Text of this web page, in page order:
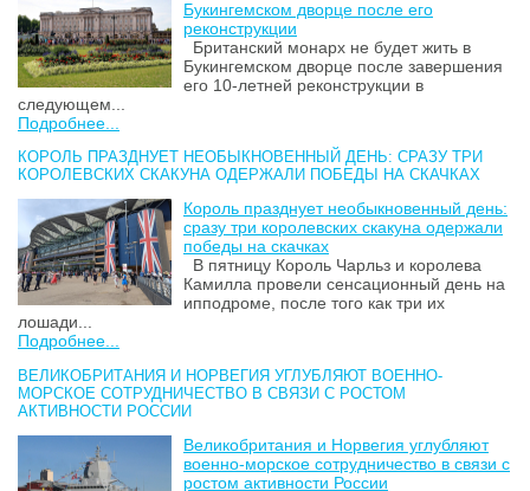
Букингемском дворце после его
реконструкции
Британский монарх не будет жить в
Букингемском дворце после завершения
его 10-летней реконструкции в
следующем...
Подробнее...
КОРОЛЬ ПРАЗДНУЕТ НЕОБЫКНОВЕННЫЙ ДЕНЬ: СРАЗУ ТРИ
КОРОЛЕВСКИХ СКАКУНА ОДЕРЖАЛИ ПОБЕДЫ НА СКАЧКАХ
Король празднует необыкновенный день:
сразу три королевских скакуна одержали
победы на скачках
В пятницу Король Чарльз и королева
Камилла провели сенсационный день на
ипподроме, после того как три их
лошади...
Подробнее...
ВЕЛИКОБРИТАНИЯ И НОРВЕГИЯ УГЛУБЛЯЮТ ВОЕННО-
МОРСКОЕ СОТРУДНИЧЕСТВО В СВЯЗИ С РОСТОМ
АКТИВНОСТИ РОССИИ
Великобритания и Норвегия углубляют
военно-морское сотрудничество в связи с
ростом активности России